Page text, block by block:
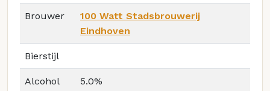
Brouwer
100 Watt Stadsbrouwerij
Eindhoven
Bierstijl
Alcohol 5.0%